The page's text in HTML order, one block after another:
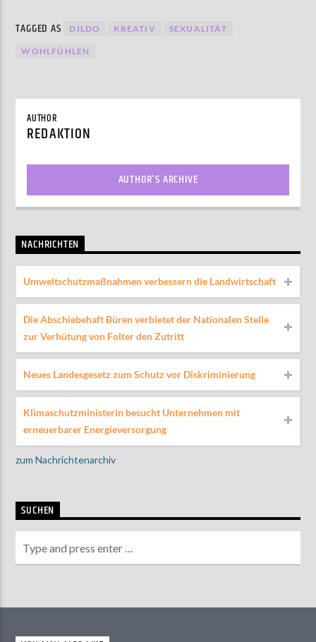
TAGGED AS DILDO KREATIV SEXUALITÄT
WOHLFÜHLEN
AUTHOR
REDAKTION
AUTHOR'S ARCHIVE
NACHRICHTEN
Umweltschutzmaßnahmen verbessern die Landwirtschaft
Die Abschiebehaft Büren verbietet der Nationalen Stelle
zur Verhütung von Folter den Zutritt
Neues Landesgesetz zum Schutz vor Diskriminierung
Klimaschutzministerin besucht Unternehmen mit
erneuerbarer Energieversorgung
zum Nachrichtenarchiv
SUCHEN